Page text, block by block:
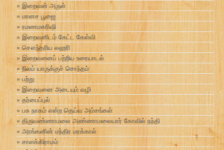
இறைவன் அருள்
மானச பூஜை
ரமணமகரிஷி
இறைவனிடம் கேட்ட கேள்வி
சௌந்தரிய லஹரி
இறைவனைப் பற்றிய உரையாடல்
நிலம் யாருக்குச் சொந்தம்
பற்று
இறைவனை அடையும் வழி
தர்பைப்புல்
பசு நாகம் என்ற தெய்வ அம்சங்கள்
திருவண்ணாமலை அண்ணாமலையார் கோவில் நந்தி
அரங்கனின் மந்திர மரக்கால்
சாளக்கிராமம்